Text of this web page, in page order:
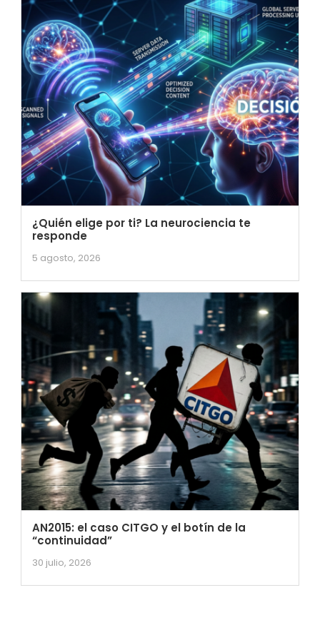
¿Quién elige por ti? La neurociencia te
responde
5 agosto, 2026
AN2015: el caso CITGO y el botín de la
“continuidad”
30 julio, 2026